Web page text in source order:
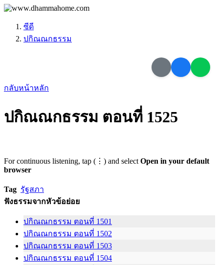
ซีดี
ปกิณณกธรรม
กลับหน้าหลัก
ปกิณณกธรรม ตอนที่ 1525
For continuous listening, tap (⋮) and select Open in your default
browser
Tag รัฐสภา
ฟังธรรมจากหัวข้อย่อย
ปกิณณกธรรม ตอนที่ 1501
ปกิณณกธรรม ตอนที่ 1502
ปกิณณกธรรม ตอนที่ 1503
ปกิณณกธรรม ตอนที่ 1504